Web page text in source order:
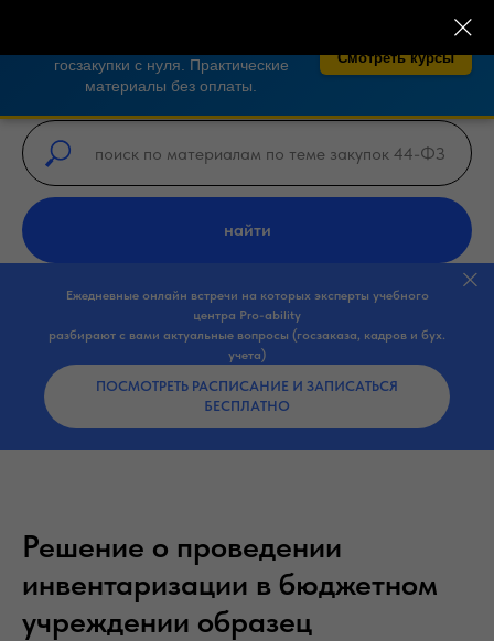
×
госзакупки с нуля. Практические
материалы без оплаты.
Смотреть курсы
найти
Ежедневные онлайн встречи на которых эксперты учебного
центра Pro-ability
разбирают с вами актуальные вопросы (госзаказа, кадров и бух.
учета)
ПОСМОТРЕТЬ РАСПИСАНИЕ И ЗАПИСАТЬСЯ
БЕСПЛАТНО
Решение о проведении
инвентаризации в бюджетном
учреждении образец